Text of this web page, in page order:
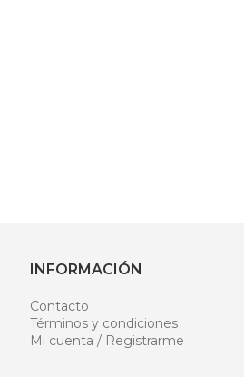
INFORMACIÓN
Contacto
Términos y condiciones
Mi cuenta / Registrarme